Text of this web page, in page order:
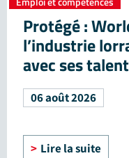
Protégé :
l’industrie
avec ses
06 août 2026
Lire la suite